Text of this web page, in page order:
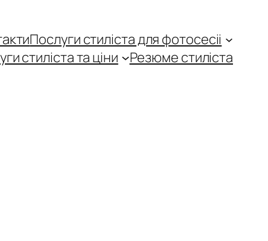
Послуги стиліста для фотосесіі
стиліста та ціни
Резюме стиліста